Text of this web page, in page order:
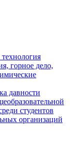
горное дело,
давности
студентов
организаций